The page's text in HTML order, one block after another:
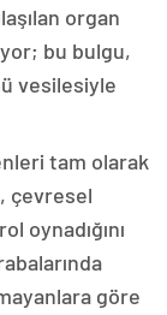
organ
bu bulgu,
vesilesiyle
tam olarak
çevresel
oynadığını
göre